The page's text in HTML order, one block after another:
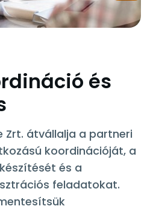
és
Zrt. átvállalja a partneri
koordinációját, a
és a
feladatokat.